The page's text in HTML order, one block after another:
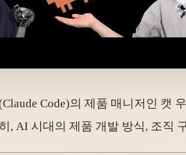
Code)의 제품 매니저인 캣
, AI 시대의 제품 개발 방식, 조직